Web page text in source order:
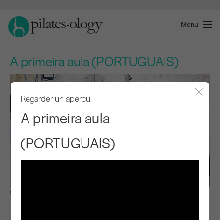
Menu
A primeira aula (PORTUGUAIS)
Regarder un aperçu
A primeira aula
(PORTUGUAIS)
Observer et apprendre